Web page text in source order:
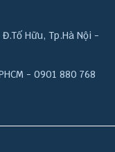
Hữu, Tp.Hà Nội -
- 0901 880 768